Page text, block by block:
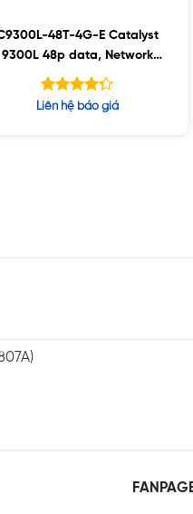
48T-4G-E Catalyst
9300L 48p data, Network
Essentials ,4x1G Uplink
Được xếp
Liên hệ báo giá